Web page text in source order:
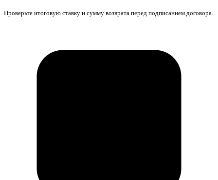
Проверьте итоговую ставку и сумму возврата перед подписанием договора.